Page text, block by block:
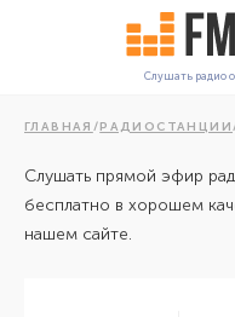
Слушать радио
ГЛАВНАЯ /РАДИОСТАНЦИИ
Слушать прямой эфир
бесплатно в хорошем
нашем сайте.